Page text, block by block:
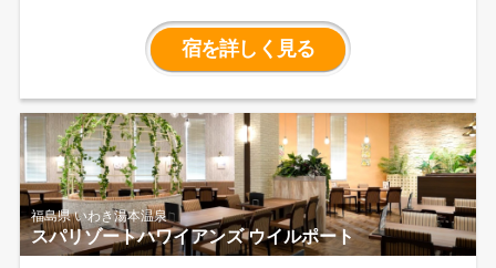
素材を活かしたコース料理を味わえる
温泉宿。「来やすさ、親しみやすさ、
楽しさ」を感じる温かいおもてなしで
気兼ねなくお寛ぎください。
宿を詳しく見る
福島県 いわき湯本温泉
スパリゾートハワイアンズ ウイルポート